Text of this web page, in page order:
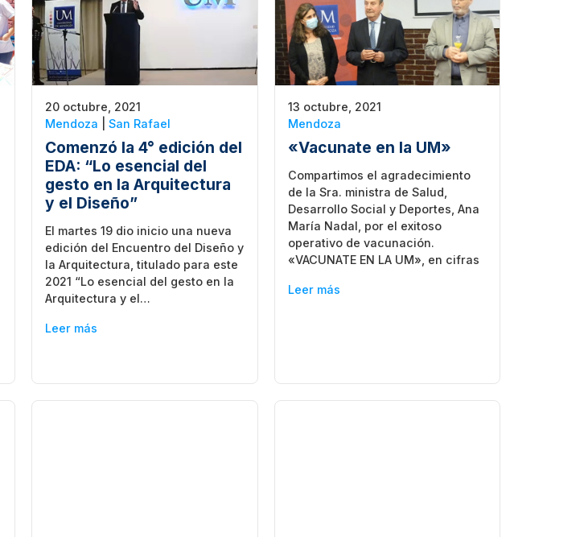
20 octubre, 2021
Mendoza |San Rafael
Comenzó la 4° edición del
EDA: “Lo esencial del
gesto en la Arquitectura
y el Diseño”
El martes 19 dio inicio una nueva
edición del Encuentro del Diseño y
la Arquitectura, titulado para este
2021 “Lo esencial del gesto en la
Arquitectura y el…
Leer más
13 octubre, 2021
Mendoza
«Vacunate en la UM»
Compartimos el agradecimiento
de la Sra. ministra de Salud,
Desarrollo Social y Deportes, Ana
María Nadal, por el exitoso
operativo de vacunación.
«VACUNATE EN LA UM», en cifras
Leer más